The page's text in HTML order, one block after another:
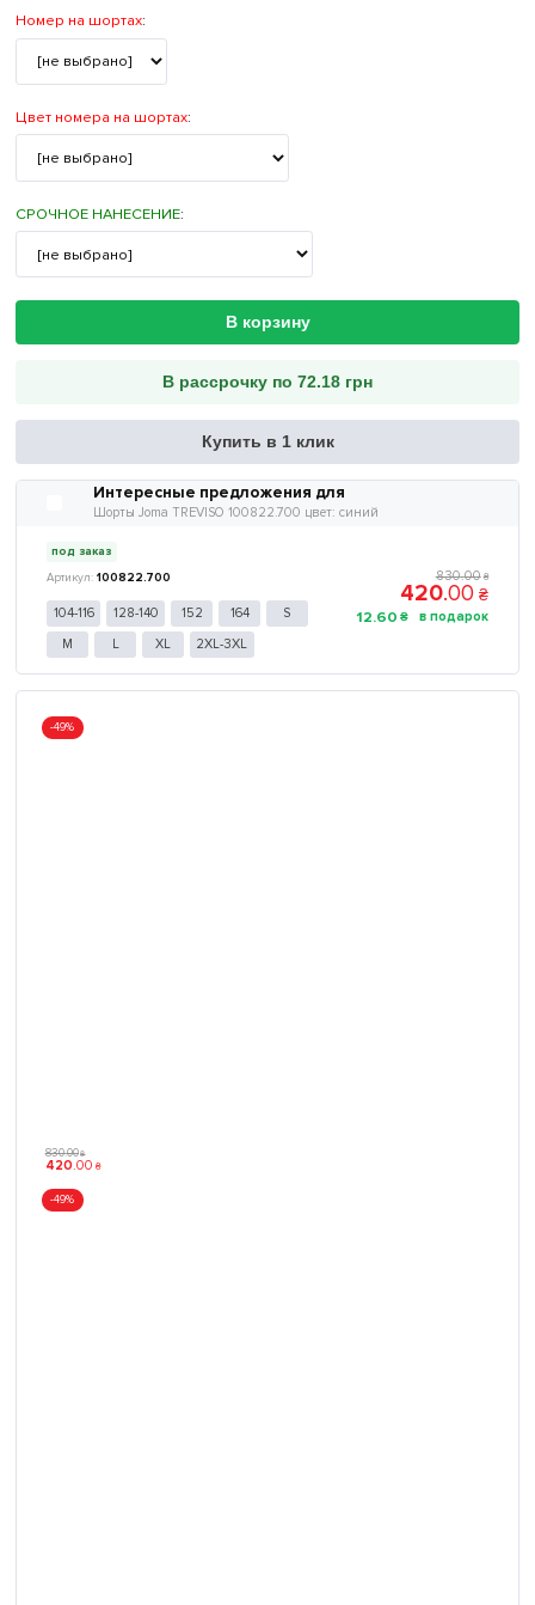
Номер на шортах:
Цвет номера на шортах:
СРОЧНОЕ НАНЕСЕНИЕ:
В корзину
В рассрочку по 72.18 грн
Купить в 1 клик
Интересные предложения для
Шорты Joma TREVISO 100822.700 цвет: синий
под заказ
100822.700
104-116 128-140 152 164 S
M L XL 2XL-3XL
830.00 ₴
420.00 ₴
12.60 ₴
-49%
830.00 ₴
420.00 ₴
-49%